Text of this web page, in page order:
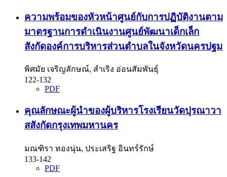
ความพร้อมของหัวหน้าศูนย์กับการปฏิบัติงานตาม
มาตรฐานการดำเนินงานศูนย์พัฒนาเด็กเล็ก
สังกัดองค์การบริหารส่วนตำบลในจังหวัดนครปฐม
พิศมัย เจริญลักษณ์, สำเริง อ่อนสัมพันธุ์
122-132
PDF
คุณลักษณะผู้นำของผู้บริหารโรงเรียนวัดปุรณาวา
สสังกัดกรุงเทพมหานคร
มณฑิรา ทองนุ่น, ประเสริฐ อินทร์รักษ์
133-142
PDF